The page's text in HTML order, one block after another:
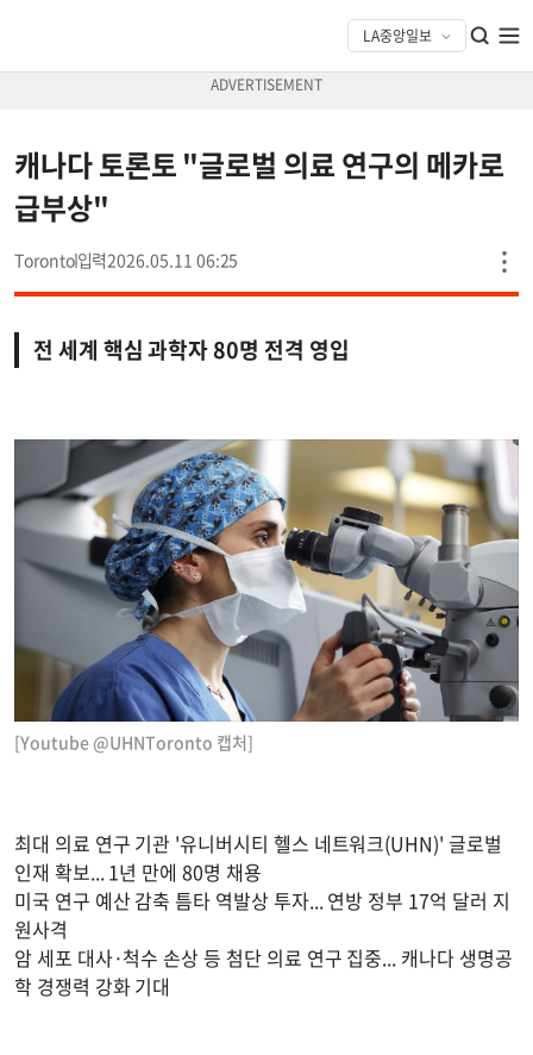
캐나다 토론토 "글로벌 의료 연구의 메카로
급부상"
Toronto 2026.05.11 06:25
전 세계 핵심 과학자 80명 전격 영입
[Youtube @UHNToronto 캡처]
최대 의료 연구 기관 '유니버시티 헬스 네트워크(UHN)' 글로벌
인재 확보... 1년 만에 80명 채용
미국 연구 예산 감축 틈타 역발상 투자... 연방 정부 17억 달러 지
원사격
암 세포 대사·척수 손상 등 첨단 의료 연구 집중... 캐나다 생명공
학 경쟁력 강화 기대